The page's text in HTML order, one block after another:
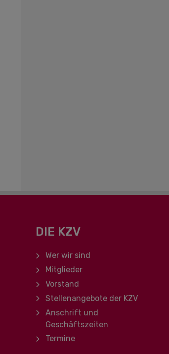
DIE KZV
Navigation überspringen
Wer wir sind
Mitglieder
Vorstand
Stellenangebote der KZV
Anschrift und
Geschäftszeiten
Termine